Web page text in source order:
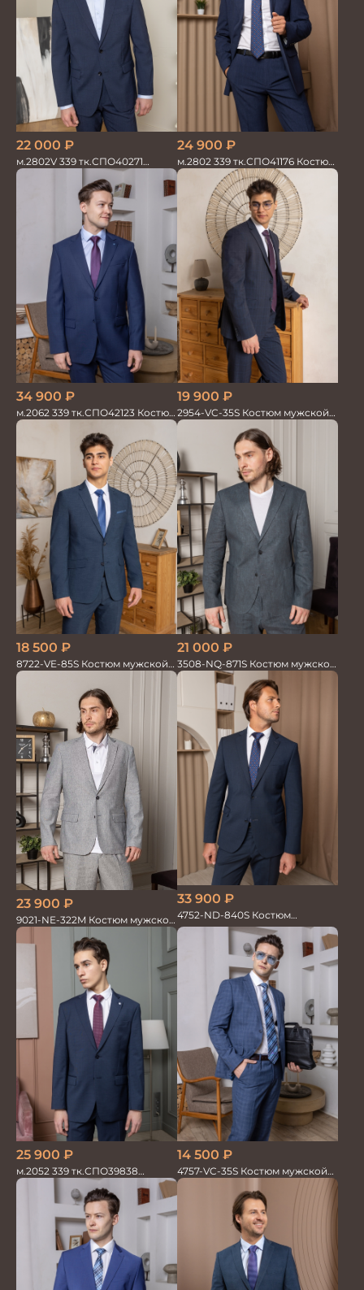
22 000 ₽
м.2802V 339 тк.СПО40271
Костюм мужской
24 900 ₽
м.2802 339 тк.СПО41176 Костюм
мужской
34 900 ₽
м.2062 339 тк.СПО42123 Костюм
мужской однотон красивый
19 900 ₽
2954-VC-35S Костюм мужской
двойка
18 500 ₽
8722-VE-85S Костюм мужской
двойка
21 000 ₽
3508-NQ-871S Костюм мужской
двойка со льном в елочку
23 900 ₽
9021-NE-322M Костюм мужской
двойка хлопок, лен
33 900 ₽
4752-ND-840S Костюм
мужской двойка
25 900 ₽
м.2052 339 тк.СПО39838
Костюм мужской
14 500 ₽
4757-VC-35S Костюм мужской
двойка